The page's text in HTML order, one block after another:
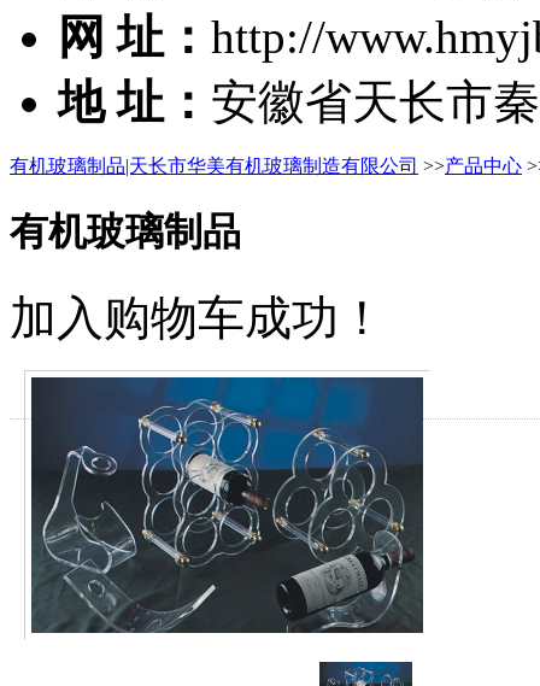
网 址： http://
地 址： 安徽省天长市
有机玻璃制品|天长市华美有机玻璃制造有限公司 >>产品中心
有机玻璃制品
加入购物车成功！